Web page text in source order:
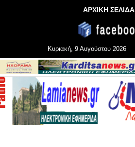
ΑΡΧΙΚΗ ΣΕΛΙΔΑ
Κυριακή, 9 Αυγούστου 2026